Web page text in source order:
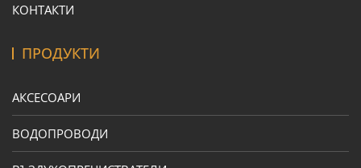
КОНТАКТИ
ПРОДУКТИ
АКСЕСОАРИ
ВОДОПРОВОДИ